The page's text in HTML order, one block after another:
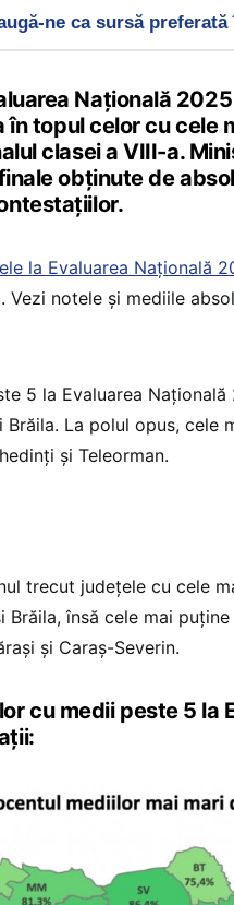
ne ca sursă preferată
Națională
în topul celor cu cele
clasei a VIII-a.
obținute de
la Evaluarea Națională
Vezi notele și mediile
5 la Evaluarea
Brăila. La polul opus, cele
și Teleorman.
trecut județele cu cele
Brăila, însă cele mai
și Caraș-Severin.
cu medii peste 5 la